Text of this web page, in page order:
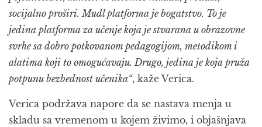
socijalno proširi. Mudl platforma je bogatstvo. To je
jedina platforma za učenje koja je stvarana u obrazovne
svrhe sa dobro potkovanom pedagogijom, metodikom i
alatima koji to omogućavaju. Drugo, jedina je koja pruža
potpunu bezbednost učenika“, kaže Verica.
Verica podržava napore da se nastava menja u
skladu sa vremenom u kojem živimo, i objašnjava